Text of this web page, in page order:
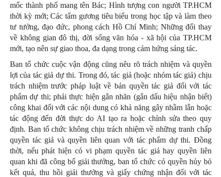
mốc thành phố mang tên Bác; Hình tượng con người TP.HCM
thời kỳ mới; Các tấm gương tiêu biểu trong học tập và làm theo
tư tưởng, đạo đức, phong cách Hồ Chí Minh; Những đổi thay
về không gian đô thị, đời sống văn hóa - xã hội của TP.HCM
mới, tạo nên sự giao thoa, đa dạng trong cảm hứng sáng tác.
Ban tổ chức cuộc vận động cũng nêu rõ trách nhiệm và quyền
lợi của tác giả dự thi. Trong đó, tác giả (hoặc nhóm tác giả) chịu
trách nhiệm trước pháp luật về bản quyền tác giả đối với tác
phẩm dự thi; phải thực hiện gắn nhãn (gắn dấu hiệu nhận biết)
công khai đối với các nội dung có khả năng gây nhầm lẫn hoặc
tác động đến đời thực do AI tạo ra hoặc chỉnh sửa theo quy
định. Ban tổ chức không chịu trách nhiệm về những tranh chấp
quyền tác giả và quyền liên quan với tác phẩm dự thi. Đồng
thời, nếu phát hiện có vi phạm quyền tác giả hay quyền liên
quan khi đã công bố giải thưởng, ban tổ chức có quyền hủy bỏ
kết quả, thu hồi giải thưởng và giấy chứng nhận đối với tác